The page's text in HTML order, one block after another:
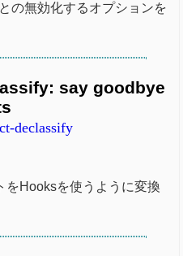
の無効化するオプションを
say goodbye
declassify
をHooksを使うように変換